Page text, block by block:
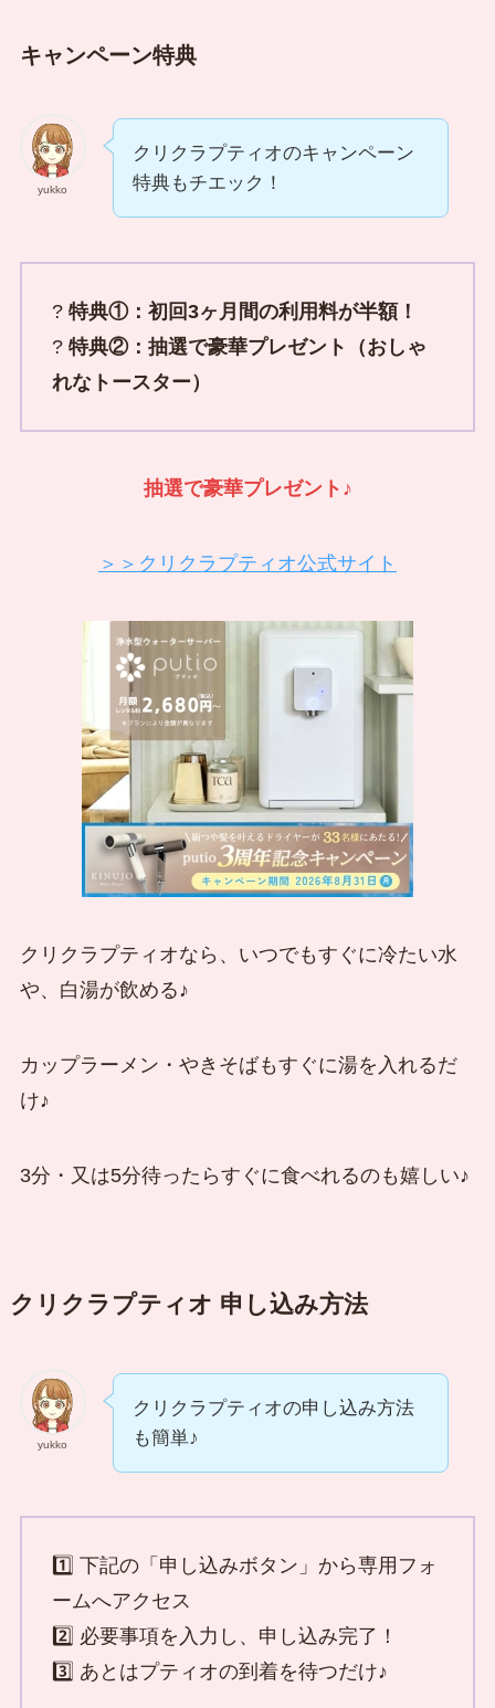
キャンペーン特典
yukko
クリクラプティオのキャンペーン
特典もチエック！
? 特典①：初回3ヶ月間の利用料が半額！
? 特典②：抽選で豪華プレゼント（おしゃ
れなトースター）
抽選で豪華プレゼント ♪
＞＞クリクラプティオ公式サイト
クリクラプティオなら、いつでもすぐに冷たい水
や、白湯が飲める♪
カップラーメン・やきそばもすぐに湯を入れるだ
け♪
3分・又は5分待ったらすぐに食べれるのも嬉しい♪
クリクラプティオ 申し込み方法
yukko
クリクラプティオの申し込み方法
も簡単♪
1️⃣ 下記の「申し込みボタン」から専用フォ
ームへアクセス
2️⃣ 必要事項を入力し、申し込み完了！
3️⃣ あとはプティオの到着を待つだけ♪